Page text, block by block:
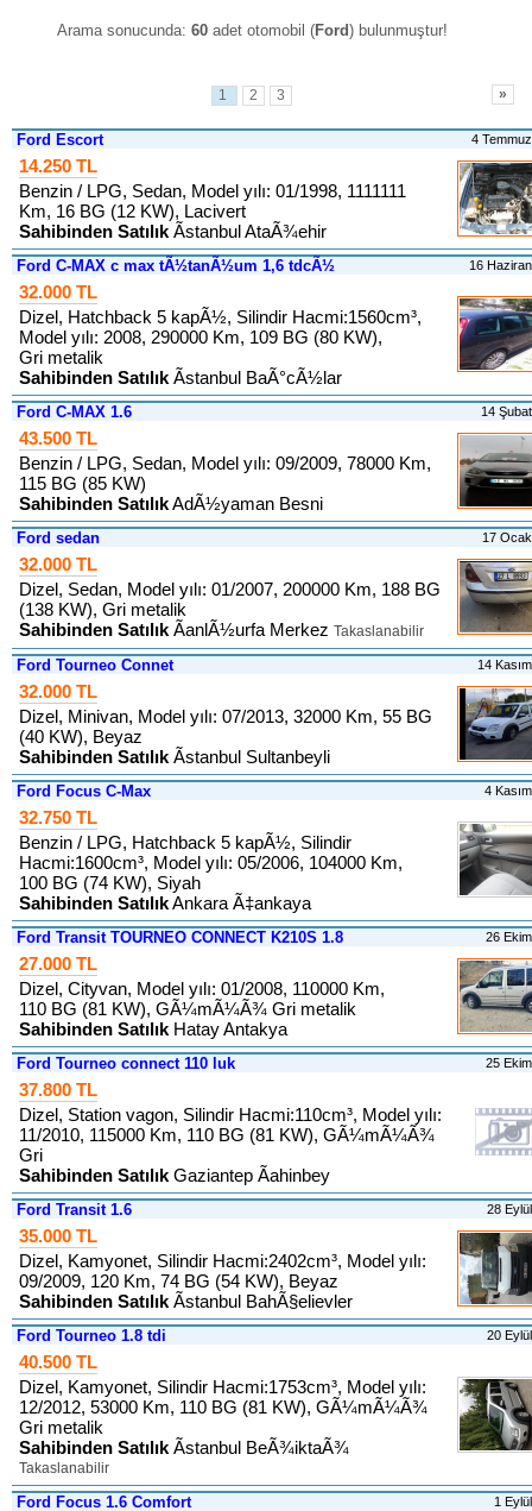
Arama sonucunda: 60adet otomobil (Ford) bulunmuştur!
1 2 3 »
Ford Escort 4
14.250 TL
Benzin / LPG, Sedan, Model yılı: 01/1998, 1111111
Km, 16 BG (12 KW), Lacivert
Sahibinden Satılık Ãstanbul AtaÃ¾ehir
Ford C-MAX c max tÃ½tanÃ½um 1,6 tdcÃ½ 16
32.000 TL
Dizel, Hatchback 5 kapÃ½, Silindir Hacmi:1560cm³,
Model yılı: 2008, 290000 Km, 109 BG (80 KW),
Gri metalik
Sahibinden Satılık Ãstanbul BaÃ°cÃ½lar
Ford C-MAX 1.6 14
43.500 TL
Benzin / LPG, Sedan, Model yılı: 09/2009, 78000 Km,
115 BG (85 KW)
Sahibinden SatılıkAdÃ½yaman Besni
Ford sedan 17
32.000 TL
Dizel, Sedan, Model yılı: 01/2007, 200000 Km, 188 BG
(138 KW), Gri metalik
Sahibinden Satılık ÃanlÃ½urfa Merkez Takaslanabilir
Ford Tourneo Connet 14
32.000 TL
Dizel, Minivan, Model yılı: 07/2013, 32000 Km, 55 BG
(40 KW), Beyaz
Sahibinden Satılık Ãstanbul Sultanbeyli
Ford Focus C-Max 4
32.750 TL
Benzin / LPG, Hatchback 5 kapÃ½, Silindir
Hacmi:1600cm³, Model yılı: 05/2006, 104000 Km,
100 BG (74 KW), Siyah
Sahibinden SatılıkAnkara Ã‡ankaya
Ford Transit TOURNEO CONNECT K210S 1.8 26
27.000 TL
Dizel, Cityvan, Model yılı: 01/2008, 110000 Km,
110 BG (81 KW), GÃ¼mÃ¼Ã¾ Gri metalik
Sahibinden Satılık Hatay Antakya
Ford Tourneo connect 110 luk 25
37.800 TL
Dizel, Station vagon, Silindir Hacmi:110cm³, Model yılı:
11/2010, 115000 Km, 110 BG (81 KW), GÃ¼mÃ¼Ã¾
Gri
Sahibinden Satılık Gaziantep Ãahinbey
Ford Transit 1.6 28
35.000 TL
Dizel, Kamyonet, Silindir Hacmi:2402cm³, Model yılı:
09/2009, 120 Km, 74 BG (54 KW), Beyaz
Sahibinden Satılık Ãstanbul BahÃ§elievler
Ford Tourneo 1.8 tdi 20
40.500 TL
Dizel, Kamyonet, Silindir Hacmi:1753cm³, Model yılı:
12/2012, 53000 Km, 110 BG (81 KW), GÃ¼mÃ¼Ã¾
Gri metalik
Sahibinden Satılık Ãstanbul BeÃ¾iktaÃ¾
Takaslanabilir
Ford Focus 1.6 Comfort 1